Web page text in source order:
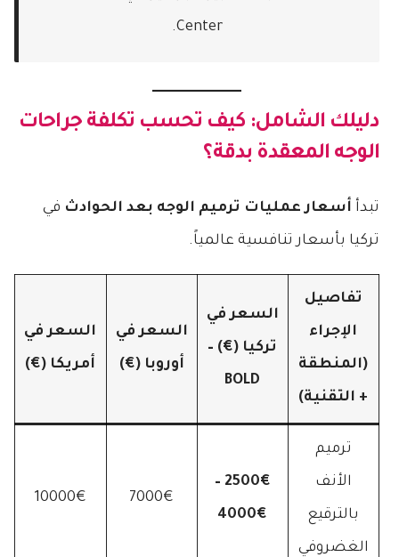
Center.
دليلك الشامل: كيف تحسب تكلفة جراحات
الوجه المعقدة بدقة؟
تبدأ أسعار عمليات ترميم الوجه بعد الحوادث في
تركيا بأسعار تنافسية عالمياً.
تفاصيل
الإجراء
(المنطقة
+ التقنية)
السعر في
تركيا (€) –
BOLD
السعر في
أوروبا (€)
السعر في
أمريكا (€)
ترميم
الأنف
بالترقيع
الغضروفي
2500€ –
4000€
7000€
10000€